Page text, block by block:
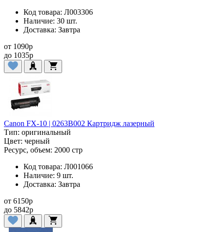
Код товара: Л003306
Наличие: 30 шт.
Доставка: Завтра
от 1090p
до 1035p
Canon FX-10 | 0263B002 Картридж лазерный
Тип: оригинальный
Цвет: черный
Ресурс, объем: 2000 стр
Код товара: Л001066
Наличие: 9 шт.
Доставка: Завтра
от 6150p
до 5842p